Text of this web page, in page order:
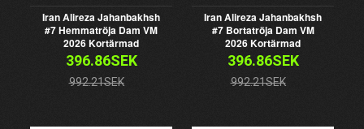
Iran Alireza Jahanbakhsh
#7 Hemmatröja Dam VM
2026 Kortärmad
396.86SEK
992.21SEK
Iran Alireza Jahanbakhsh
#7 Bortatröja Dam VM
2026 Kortärmad
396.86SEK
992.21SEK